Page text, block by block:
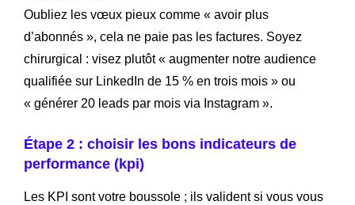
Oubliez les vœux pieux comme « avoir plus
d’abonnés », cela ne paie pas les factures. Soyez
chirurgical : visez plutôt « augmenter notre audience
qualifiée sur LinkedIn de 15 % en trois mois » ou
« générer 20 leads par mois via Instagram ».
Étape 2 : choisir les bons indicateurs de
performance (kpi)
Les KPI sont votre boussole ; ils valident si vous vous